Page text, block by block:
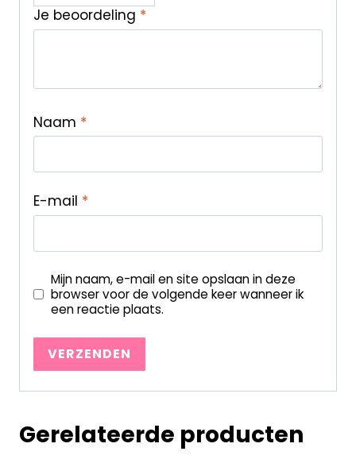
Je beoordeling *
Naam *
E-mail *
Mijn naam, e-mail en site opslaan in deze
browser voor de volgende keer wanneer ik
een reactie plaats.
Gerelateerde producten